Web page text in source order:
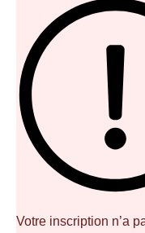
Votre inscription n’a